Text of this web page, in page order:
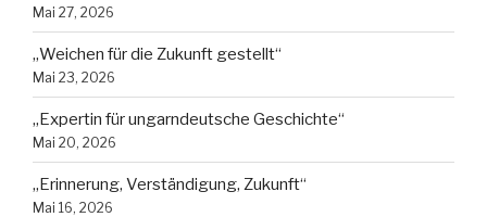
Mai 27, 2026
„Weichen für die Zukunft gestellt“
Mai 23, 2026
„Expertin für ungarndeutsche Geschichte“
Mai 20, 2026
„Erinnerung, Verständigung, Zukunft“
Mai 16, 2026